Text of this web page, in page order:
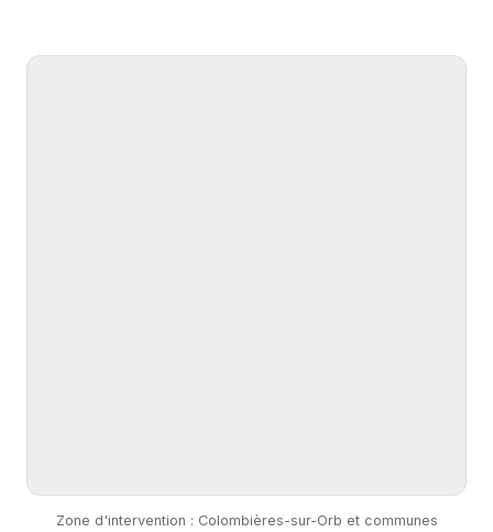
Zone d'intervention : Colombières-sur-Orb et communes